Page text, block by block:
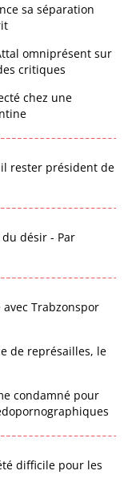
sa séparation
omniprésent sur
critiques
chez une
rester président de
désir - Par
Trabzonspor
de représailles, le
condamné pour
difficile pour les